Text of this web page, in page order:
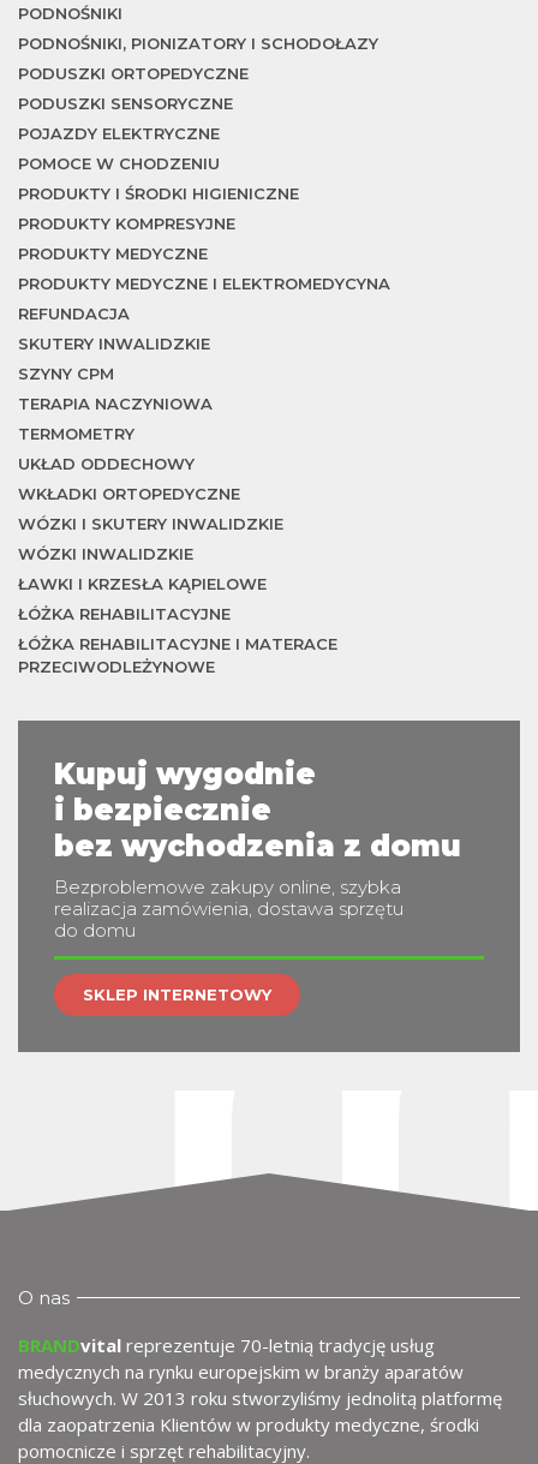
PODNOŚNIKI
PODNOŚNIKI, PIONIZATORY I SCHODOŁAZY
PODUSZKI ORTOPEDYCZNE
PODUSZKI SENSORYCZNE
POJAZDY ELEKTRYCZNE
POMOCE W CHODZENIU
PRODUKTY I ŚRODKI HIGIENICZNE
PRODUKTY KOMPRESYJNE
PRODUKTY MEDYCZNE
PRODUKTY MEDYCZNE I ELEKTROMEDYCYNA
REFUNDACJA
SKUTERY INWALIDZKIE
SZYNY CPM
TERAPIA NACZYNIOWA
TERMOMETRY
UKŁAD ODDECHOWY
WKŁADKI ORTOPEDYCZNE
WÓZKI I SKUTERY INWALIDZKIE
WÓZKI INWALIDZKIE
ŁAWKI I KRZESŁA KĄPIELOWE
ŁÓŻKA REHABILITACYJNE
ŁÓŻKA REHABILITACYJNE I MATERACE
PRZECIWODLEŻYNOWE
Kupuj wygodnie
i bezpiecznie
bez wychodzenia z domu
Bezproblemowe zakupy online, szybka
realizacja zamówienia, dostawa sprzętu
do domu
SKLEP INTERNETOWY
O nas
BRANDvital reprezentuje 70-letnią tradycję usług
medycznych na rynku europejskim w branży aparatów
słuchowych. W 2013 roku stworzyliśmy jednolitą platformę
dla zaopatrzenia Klientów w produkty medyczne, środki
pomocnicze i sprzęt rehabilitacyjny.